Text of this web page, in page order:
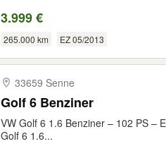
3.999 €
265.000 km EZ 05/2013
33659 Senne
Golf 6 Benziner
VW Golf 6 1.6 Benziner – 102 PS –
Golf 6 1.6...